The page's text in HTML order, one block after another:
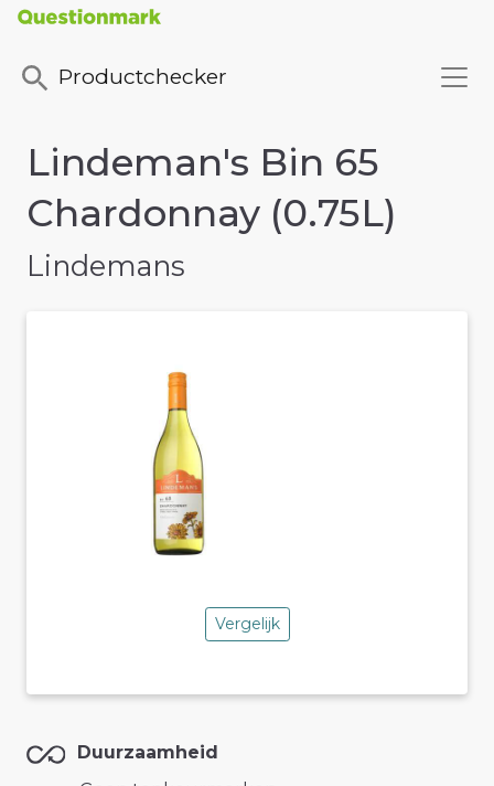
Productchecker
Lindeman's Bin 65
Chardonnay (0.75L)
Lindemans
Vergelijk
Duurzaamheid